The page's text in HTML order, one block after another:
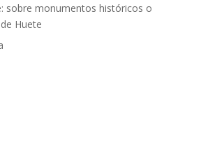
sobre monumentos históricos o
Huete